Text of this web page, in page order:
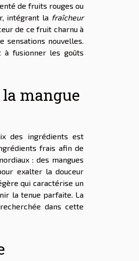
de fruits rouges ou
intégrant la fraîcheur
de ce fruit charnu à
nouvelles.
à fusionner les goûts
mangue
des ingrédients est
frais afin de
: des mangues
exalter la douceur
qui caractérise un
la tenue parfaite. La
dans cette